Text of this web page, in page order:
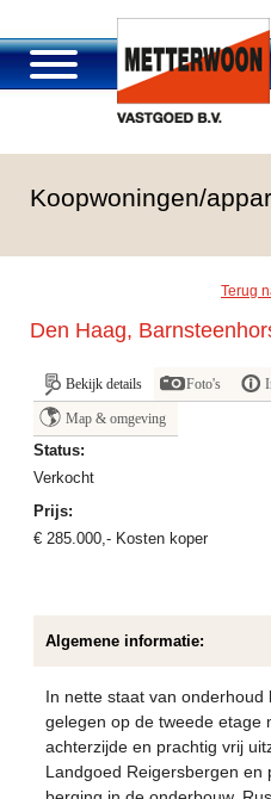
Portfolio
Koopwoningen/
Terug
Den Haag,
Bekijk details Foto's
Map & omgeving
Status:
verkocht
Prijs:
€285.000,- Kosten koper
Algemene informatie:
In nette staat van
gelegen op de tweede etage
achterzijde en prachtig vrij
Landgoed Reigersbergen en